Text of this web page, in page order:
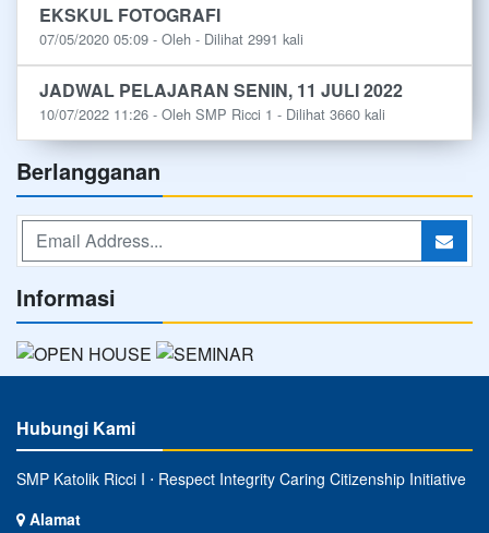
EKSKUL FOTOGRAFI
07/05/2020 05:09 - Oleh - Dilihat 2991 kali
JADWAL PELAJARAN SENIN, 11 JULI 2022
10/07/2022 11:26 - Oleh SMP Ricci 1 - Dilihat 3660 kali
Berlangganan
Informasi
Hubungi Kami
SMP Katolik Ricci I ⋅ Respect Integrity Caring Citizenship Initiative
Alamat